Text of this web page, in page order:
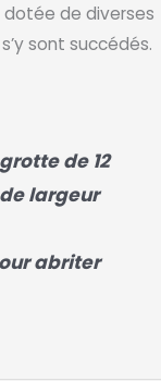
de diverses
sont succédés.
de 12
largeur
abriter